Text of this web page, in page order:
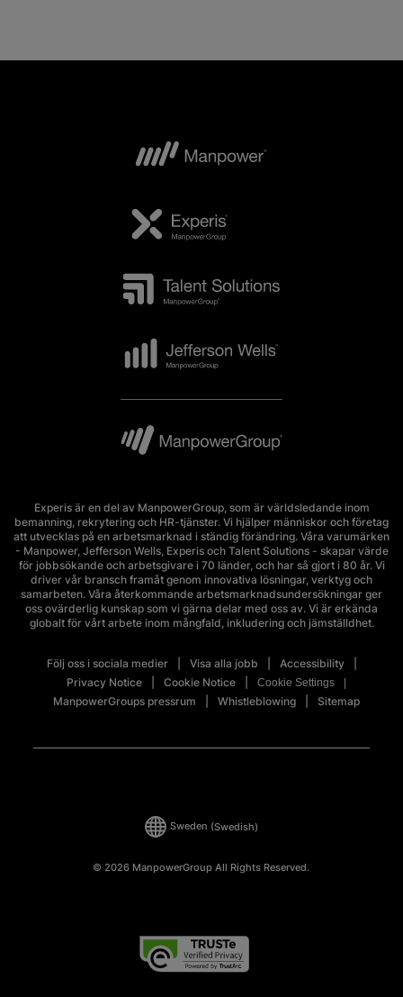
Experis är en del av ManpowerGroup, som är världsledande inom
bemanning, rekrytering och HR-tjänster. Vi hjälper människor och företag
att utvecklas på en arbetsmarknad i ständig förändring. Våra varumärken
- Manpower, Jefferson Wells, Experis och Talent Solutions - skapar värde
för jobbsökande och arbetsgivare i 70 länder, och har så gjort i 80 år. Vi
driver vår bransch framåt genom innovativa lösningar, verktyg och
samarbeten. Våra återkommande arbetsmarknadsundersökningar ger
oss ovärderlig kunskap som vi gärna delar med oss av. Vi är erkända
globalt för vårt arbete inom mångfald, inkludering och jämställdhet.
Följ oss i sociala medier Visa alla jobb
Accessibility
Privacy Notice
Cookie Notice Cookie Settings
ManpowerGroups pressrum Whistleblowing Sitemap
© 2026 ManpowerGroup All Rights Reserved.
Sweden (Swedish)